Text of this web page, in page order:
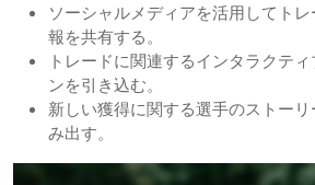
ソーシャルメディアを活用してト
報を共有する。
トレードに関連するインタラクテ
ンを引き込む。
新しい獲得に関する選手のストー
み出す。